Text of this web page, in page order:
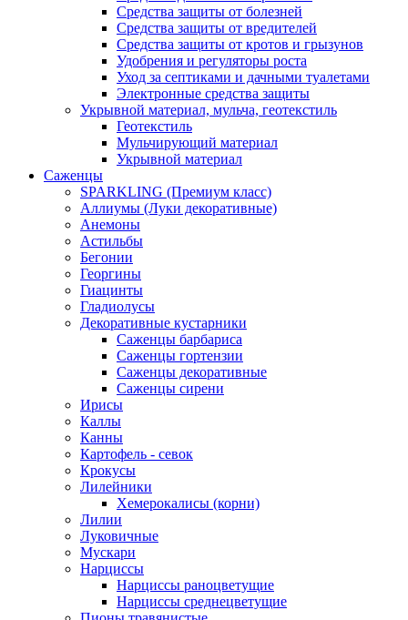
Средства защиты от болезней
Средства защиты от вредителей
Средства защиты от кротов и грызунов
Удобрения и регуляторы роста
Уход за септиками и дачными туалетами
Электронные средства защиты
Укрывной материал, мульча, геотекстиль
Геотекстиль
Мульчирующий материал
Укрывной материал
Саженцы
SPARKLING (Премиум класс)
Аллиумы (Луки декоративные)
Анемоны
Астильбы
Бегонии
Георгины
Гиацинты
Гладиолусы
Декоративные кустарники
Саженцы барбариса
Саженцы гортензии
Саженцы декоративные
Саженцы сирени
Ирисы
Каллы
Канны
Картофель - севок
Крокусы
Лилейники
Хемерокалисы (корни)
Лилии
Луковичные
Мускари
Нарциссы
Нарциссы раноцветущие
Нарциссы среднецветущие